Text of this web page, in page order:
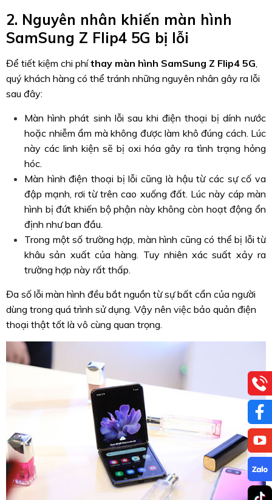
2. Nguyên nhân khiến màn hình
SamSung Z Flip4 5G bị lỗi
Để tiết kiệm chi phíthay màn hình SamSung Z Flip4 5G
quý khách hàng có thể tránh những nguyên nhân gây ra lỗi
sau đây:
Màn hình phát sinh lỗi sau khi điện thoại bị dính nước
hoặc nhiễm ẩm mà không được làm khô đúng cách. Lúc
này các linh kiện sẽ bị oxi hóa gây ra tình trạng hỏng
hóc.
Màn hình điện thoại bị lỗi cũng là hậu từ các sự cố va
đập mạnh, rơi từ trên cao xuống đất. Lúc này cáp màn
hình bị đứt khiến bộ phận này không còn hoạt động ổn
định như ban đầu.
Trong một số trường hợp, màn hình cũng có thể bị lỗi từ
khâu sản xuất của hàng. Tuy nhiên xác suất xảy ra
trường hợp này rất thấp.
Đa số lỗi màn hình đều bắt nguồn từ sự bất cẩn của người
dùng trong quá trình sử dụng. Vậy nên việc bảo quản điện
thoại thật tốt là vô cùng quan trọng.